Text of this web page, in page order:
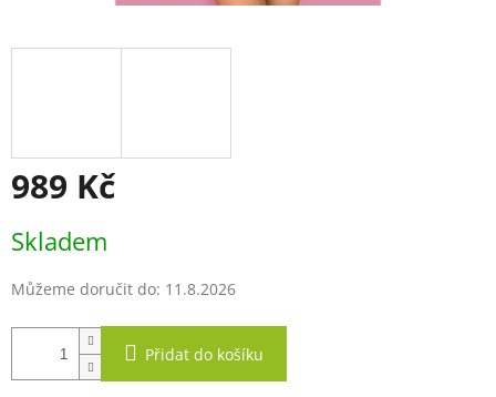
989 Kč
cena:
Skladem
Můžeme doručit do: 11.8.2026
Přidat do košíku